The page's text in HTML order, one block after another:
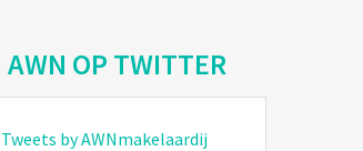
AWN OP TWITTER
Tweets by AWNmakelaardij